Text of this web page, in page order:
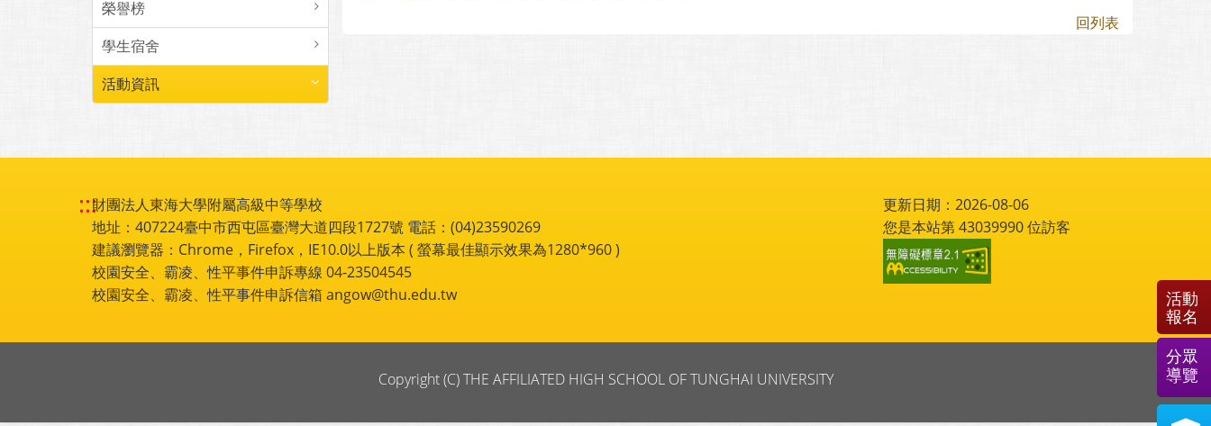
榮譽榜
學生宿舍
活動資訊
回列表
:::財團法人東海大學附屬高級中等學校
地址：407224臺中市西屯區臺灣大道四段1727號 電話：(04)23590269
建議瀏覽器：Chrome，Firefox，IE10.0以上版本 ( 螢幕最佳顯示效果為1280*960 )
校園安全、霸凌、性平事件申訴專線 04-23504545
校園安全、霸凌、性平事件申訴信箱 angow@thu.edu.tw
更新日期：2026-08-06
您是本站第43039990位訪客
Copyright (C) THE AFFILIATED HIGH SCHOOL OF TUNGHAI UNIVERSITY
活動
報名
分眾
導覽